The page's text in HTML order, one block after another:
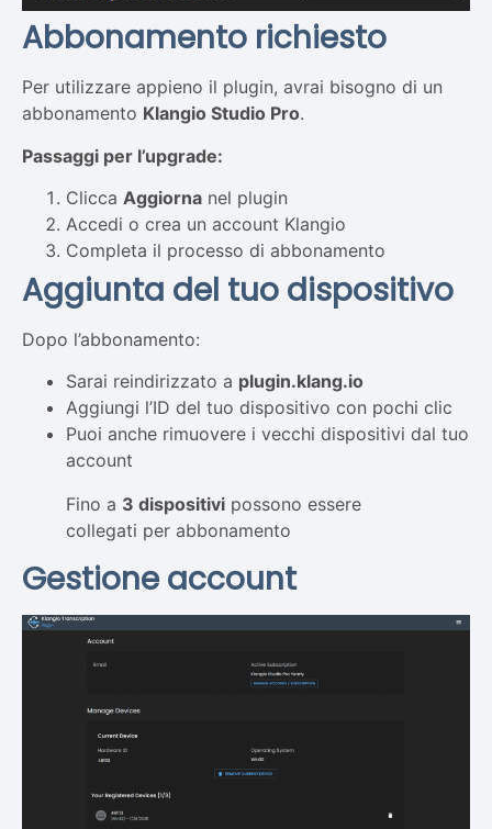
Abbonamento richiesto
Per utilizzare appieno il plugin, avrai bisogno di un
abbonamento Klangio Studio Pro.
Passaggi per l’upgrade:
Clicca Aggiorna nel plugin
Accedi o crea un account Klangio
Completa il processo di abbonamento
Aggiunta del tuo dispositivo
Dopo l’abbonamento:
Sarai reindirizzato a plugin.klang.io
Aggiungi l’ID del tuo dispositivo con pochi clic
Puoi anche rimuovere i vecchi dispositivi dal tuo
account
Fino a 3 dispositivi possono essere
collegati per abbonamento
Gestione account